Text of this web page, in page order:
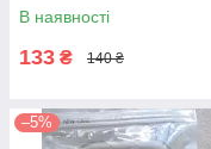
В наявності
133 ₴ 140 ₴
–5%